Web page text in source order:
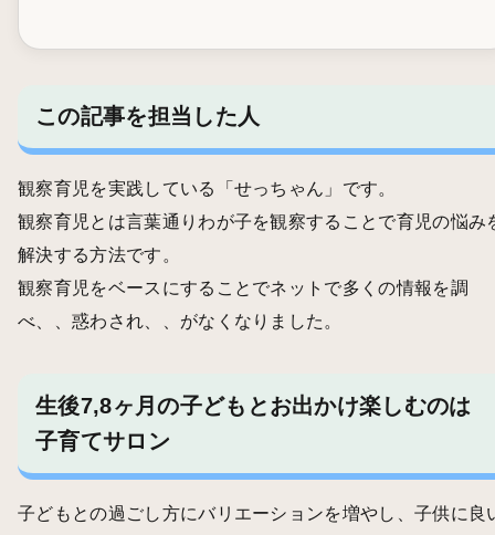
この記事を担当した人
観察育児を実践している「せっちゃん」です。
観察育児とは言葉通りわが子を観察することで育児の悩み
解決する方法です。
観察育児をベースにすることでネットで多くの情報を調
べ、、惑わされ、、がなくなりました。
生後7,8ヶ月の子どもとお出かけ楽しむのは
子育てサロン
子どもとの過ごし方にバリエーションを増やし、子供に良